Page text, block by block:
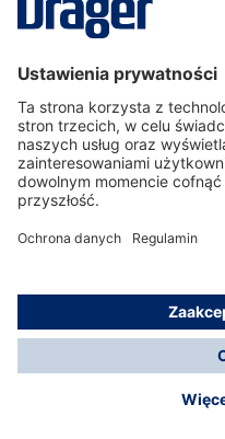
Serwisowa linia
O nas
Korzystanie ze sklepu
© Dräger Polska Sp. z
*Wszystkie ceny bez